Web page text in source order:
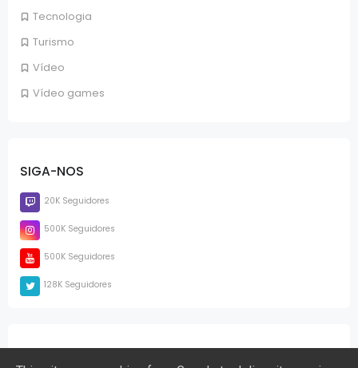
Tecnologia
Turismo
Vídeo
Vídeo games
SIGA-NOS
20K Seguidores
500K Seguidores
500K Seguidores
128K Seguidores